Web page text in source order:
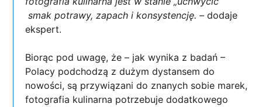
smak potrawy, zapach i konsystencję. –dodaje
ekspert.
Biorąc pod uwagę, że – jak wynika z badań –
Polacy podchodzą z dużym dystansem do
nowości, są przywiązani do znanych sobie marek,
fotografia kulinarna potrzebuje dodatkowego